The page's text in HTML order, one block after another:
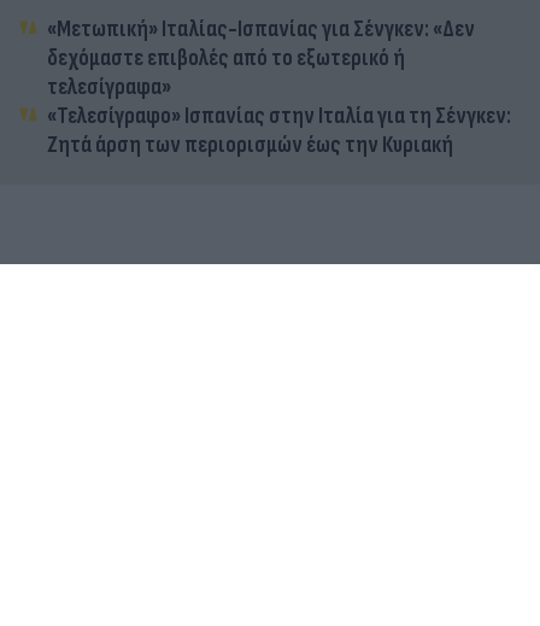
«Μετωπική» Ιταλίας-Ισπανίας για Σένγκεν: «Δεν
δεχόμαστε επιβολές από το εξωτερικό ή
τελεσίγραφα»
«Τελεσίγραφο» Ισπανίας στην Ιταλία για τη Σένγκεν:
Ζητά άρση των περιορισμών έως την Κυριακή